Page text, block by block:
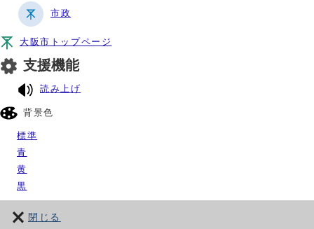
市政
大阪市トップページ
支援機能
読み上げ
背景色
標準
青
黄
黒
閉じる